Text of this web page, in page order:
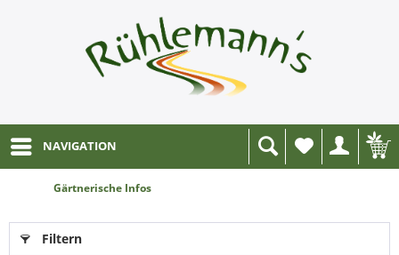
NAVIGATION
Wunschliste
Gärtnerische Infos
Filtern